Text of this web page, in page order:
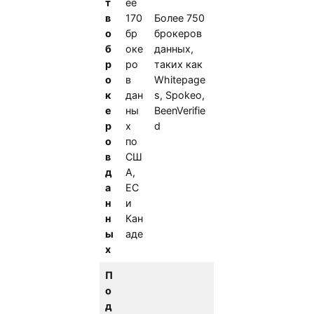
в
о
б
р
о
к
е
р
о
в
д
а
н
н
ы
х
170
бр
оке
ро
в
дан
ны
х
по
СШ
А,
ЕС
и
Кан
аде
Более 750
брокеров
данных,
таких как
Whitepage
s, Spokeo,
BeenVerifie
d
П
о
д